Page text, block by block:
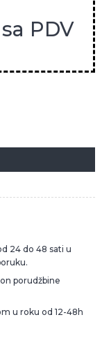
PDV
24 do 48 sati u
porudžbine
u roku od 12-48h